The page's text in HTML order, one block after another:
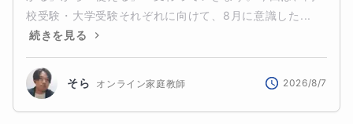
校受験・大学受験それぞれに向けて、8月に意識した...
続きを見る
そら オンライン家庭教師 2026/8/7